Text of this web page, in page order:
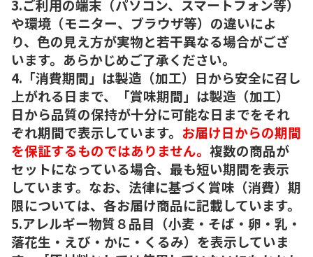
3.ご利用の端末（パソコン、スマートフォン等）
や環境（モニター、ブラウザ等）の違いによ
り、色の見え方が実物と若干異なる場合がござ
います。あらかじめご了承ください。
4.「消費期間」は製造（加工）日から安全に召し
上がれる日まで、「賞味期間」は製造（加工）
日から品質の保持が十分に可能な日までをそれ
ぞれ期間で表示しています。 お届け日からの期間
を保証するものではありません。 複数の商品が
セットになっている場合、最も短い期間を表示
しています。なお、法律に基づく賞味（消費）期
限については、各お届け商品に記載しています。
5.アレルギー物質８品目（小麦・そば・卵・乳・
落花生・えび・かに・くるみ）を表示していま